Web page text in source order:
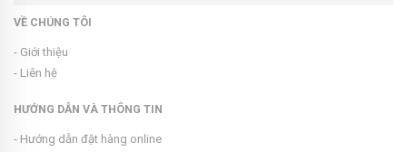
VỀ CHÚNG TÔI
- Giới thiệu
- Liên hệ
HƯỚNG DẪN VÀ THÔNG TIN
- Hướng dẫn đặt hàng online